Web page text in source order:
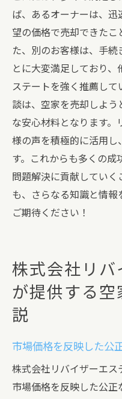
ば、あるオーナーは、
望の価格で売却できたこ
た、別のお客様は、手続
とに大変満足しており
ステートを強く推薦し
談は、空家を売却しよう
な安心材料となります。
様の声を積極的に活用し
す。これからも多くの成
問題解決に貢献してい
も、さらなる知識と情
ご期待ください！
株式会社リバ
が提供する空
説
市場価格を反映した公
株式会社リバイザーエス
市場価格を反映した公